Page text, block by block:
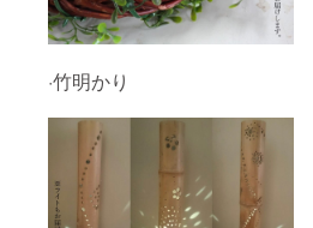
·竹明かり